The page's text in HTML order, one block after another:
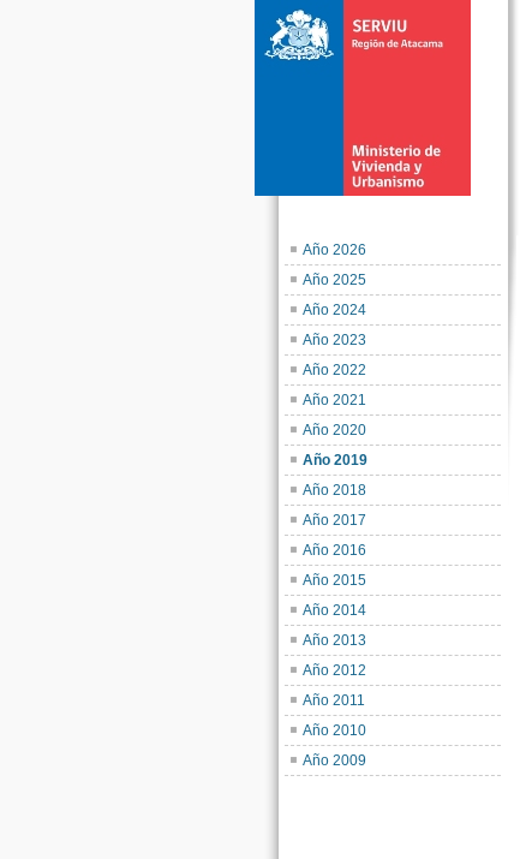
Año 2026
Año 2025
Año 2024
Año 2023
Año 2022
Año 2021
Año 2020
Año 2019
Año 2018
Año 2017
Año 2016
Año 2015
Año 2014
Año 2013
Año 2012
Año 2011
Año 2010
Año 2009